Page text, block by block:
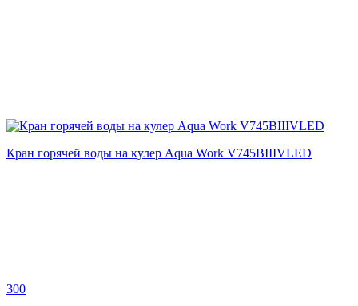
Кран горячей воды на кулер Aqua Work V745BIIIVLED
300